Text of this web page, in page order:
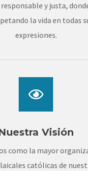
y justa,
la vida en todas
expresiones.
Visión
como la mayor
católicas de